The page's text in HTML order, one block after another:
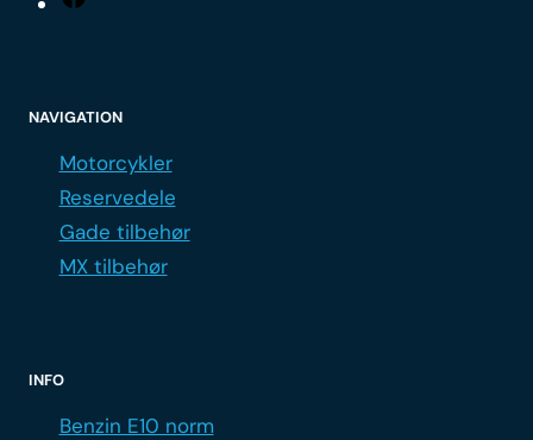
NAVIGATION
Motorcykler
Reservedele
Gade tilbehør
MX tilbehør
INFO
Benzin E10 norm